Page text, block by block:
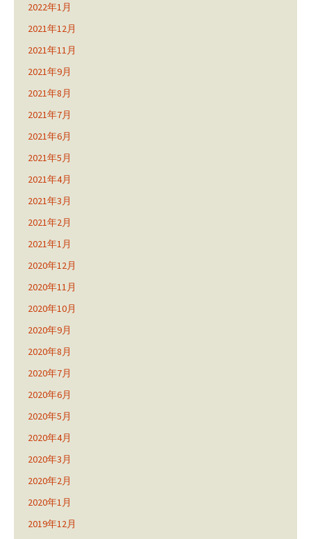
2022年1月
2021年12月
2021年11月
2021年9月
2021年8月
2021年7月
2021年6月
2021年5月
2021年4月
2021年3月
2021年2月
2021年1月
2020年12月
2020年11月
2020年10月
2020年9月
2020年8月
2020年7月
2020年6月
2020年5月
2020年4月
2020年3月
2020年2月
2020年1月
2019年12月